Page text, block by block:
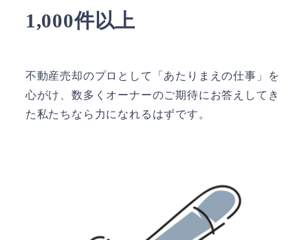
1,000件以上
不動産売却のプロとして「あたりまえの仕事」を
心がけ、数多くオーナーのご期待にお答えしてき
た私たちなら力になれるはずです。